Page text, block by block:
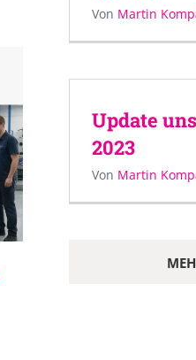
Von Martin
Update
2023
Von Martin